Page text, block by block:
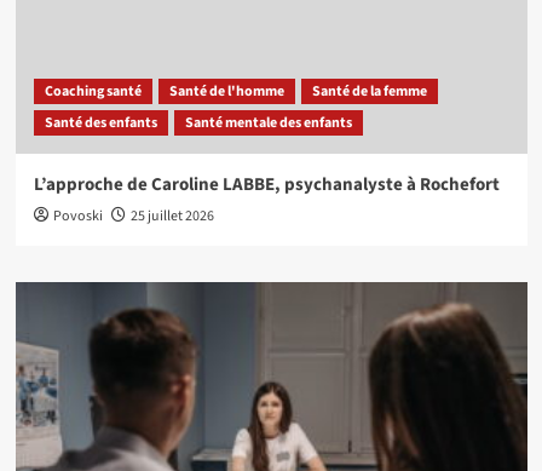
Coaching santé Santé de l'homme
Santé de la femme
Santé des enfants
Santé mentale des enfants
L’approche de Caroline LABBE, psychanalyste à Rochefort
Povoski 25 juillet 2026